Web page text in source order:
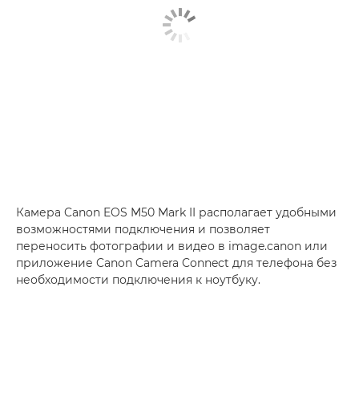
Камера Canon EOS M50 Mark II располагает удобными
возможностями подключения и позволяет
переносить фотографии и видео в image.canon или
приложение Canon Camera Connect для телефона без
необходимости подключения к ноутбуку.